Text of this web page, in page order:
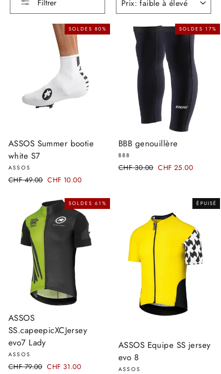
Filtrer
SOLDES 80%
ASSOS Summer bootie
white S7
ASSOS
Prix
CHF 49.00 Prix
CHF 10.00
SOLDES 17%
BBB genouillère
BBB
Prix
CHF 30.00 Prix
CHF 25.00
SOLDES 61%
ASSOS
SS.capeepicXCJersey
evo7 Lady
ASSOS
Prix
CHF 79.00 Prix
CHF 31.00
ÉPUISÉ
ASSOS Equipe SS jersey
evo 8
ASSOS